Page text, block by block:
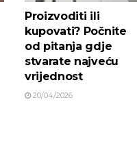
Proizvoditi ili
kupovati? Počnite
od pitanja gdje
stvarate najveću
vrijednost
20/04/2026